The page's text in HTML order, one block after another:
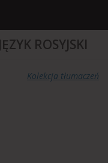
ROSYJSKI
Kolekcja tłumaczeń